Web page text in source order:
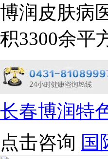
博润皮肤病
积3300余平
长春博润特
点击咨询 国